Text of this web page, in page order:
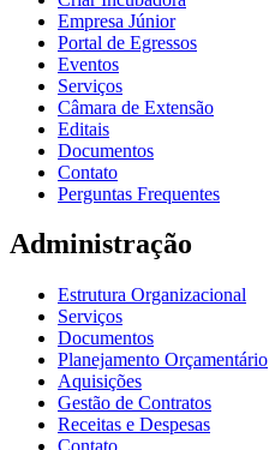
Empresa Júnior
Portal de Egressos
Eventos
Serviços
Câmara de Extensão
Editais
Documentos
Contato
Perguntas Frequentes
Administração
Estrutura Organizacional
Serviços
Documentos
Planejamento Orçamentário
Aquisições
Gestão de Contratos
Receitas e Despesas